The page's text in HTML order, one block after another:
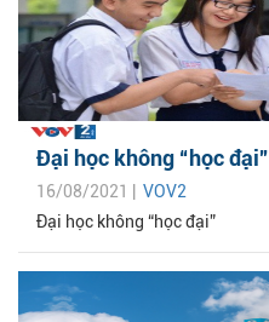
Đại học không “học đại”
16/08/2021 | VOV2
Đại học không “học đại”